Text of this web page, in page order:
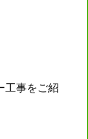
工事をご紹